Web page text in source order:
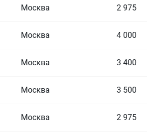
Москва 2 975
Москва 4 000
Москва 3 400
Москва 3 500
Москва 2 975